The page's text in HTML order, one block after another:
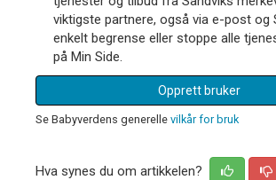
viktigste partnere, også via e-post og
enkelt begrense eller stoppe alle
på Min Side.
Opprett bruker
Se Babyverdens generelle vilkår for bruk
Hva synes du om artikkelen?